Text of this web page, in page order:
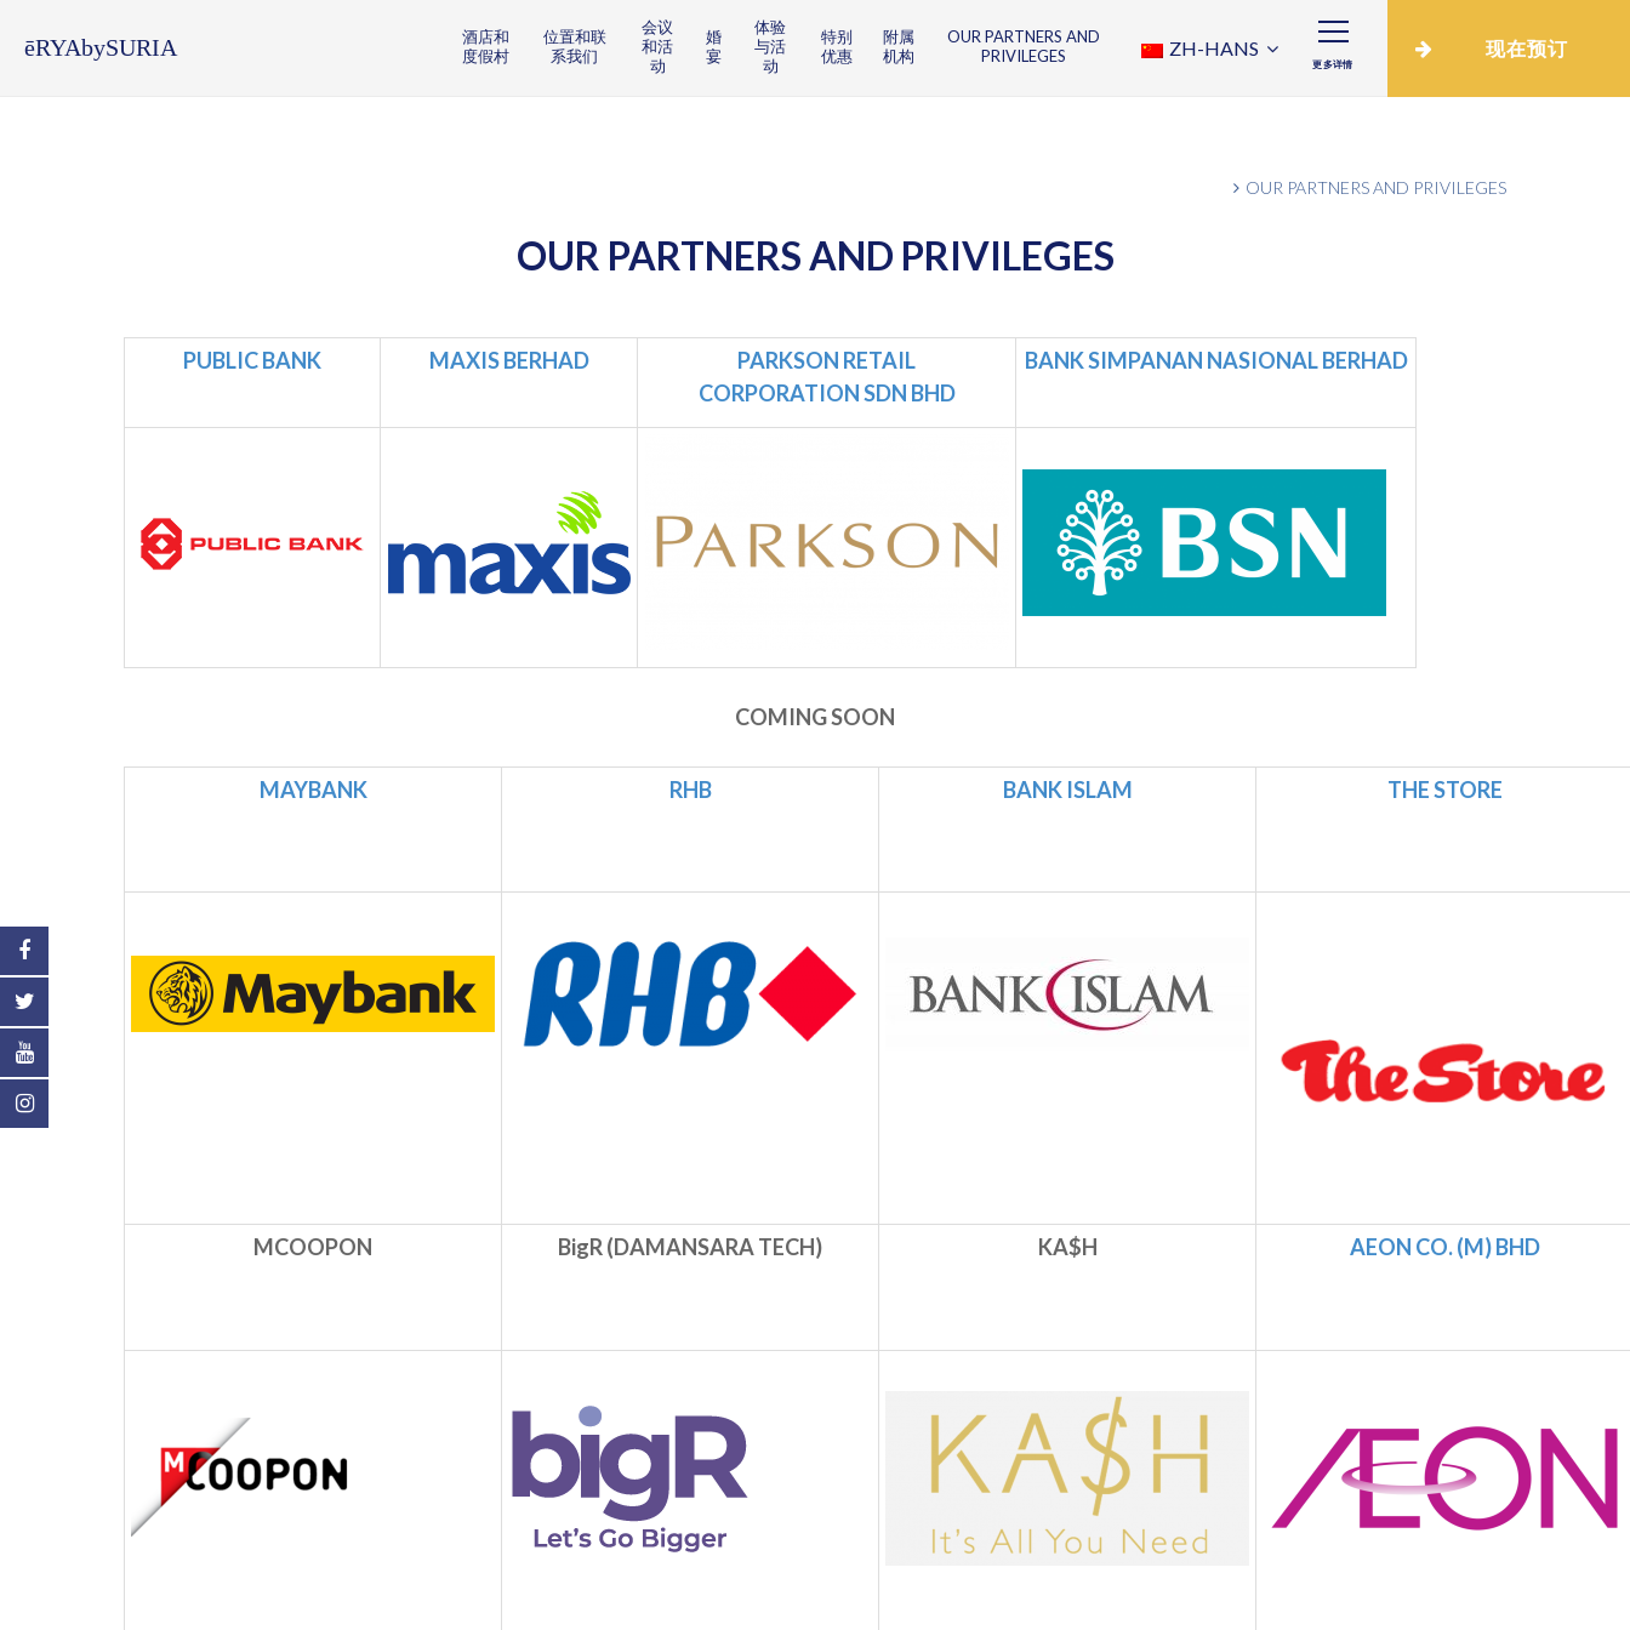
ēRYAbySURIA 现在预订
更多详情
ZH-HANS
酒店和
度假村
位置和联
系我们
会议
和活
动
婚
宴
体验
与活
动
特别
优惠
附属
机构
OUR PARTNERS AND
PRIVILEGES
OUR PARTNERS AND PRIVILEGES
OUR PARTNERS AND PRIVILEGES
PUBLIC BANK MAXIS BERHAD
PARKSON RETAIL
CORPORATION SDN BHD
BANK SIMPANAN NASIONAL BERHAD
COMING SOON
MAYBANK RHB BANK ISLAM THE STORE
MCOOPON BigR (DAMANSARA TECH) KA$H AEON CO. (M) BHD